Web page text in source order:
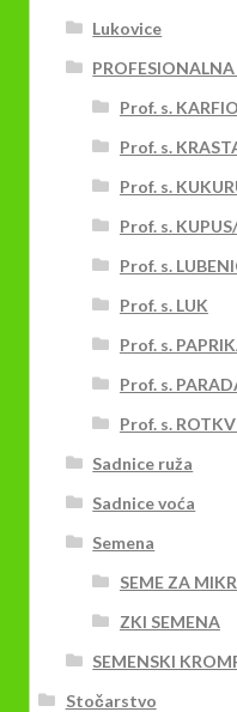
Lukovice
Prof. s.
Prof. s.
Prof. s.
Prof. s.
Prof. s.
Prof. s. LUK
Prof. s.
Prof. s.
Prof. s.
Sadnice ruža
Sadnice voća
Semena
SEME ZA
ZKI SEMENA
SEMENSKI
Stočarstvo